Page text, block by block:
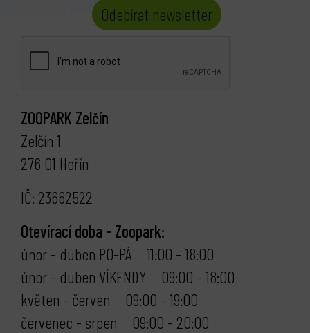
Odebírat newsletter
ZOOPARK Zelčín
Zelčín 1
276 01 Hořín
IČ: 23662522
Otevírací doba - Zoopark:
únor - duben PO-PÁ 11:00 - 18:00
únor - duben VÍKENDY 09:00 - 18:00
květen - červen 09:00 - 19:00
červenec - srpen 09:00 - 20:00